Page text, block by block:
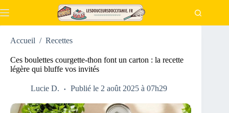
au
Accueil / Recettes
Ces boulettes courgette-thon font un carton : la recette
légère qui bluffe vos invités
Lucie D. Publié le 2 août 2025 à 07h29